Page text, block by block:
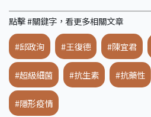
點擊 #關鍵字，看更多相關文章
#邱政洵 #王復德 #陳宜君
#超級細菌 #抗生素 #抗藥性
#隱形疫情